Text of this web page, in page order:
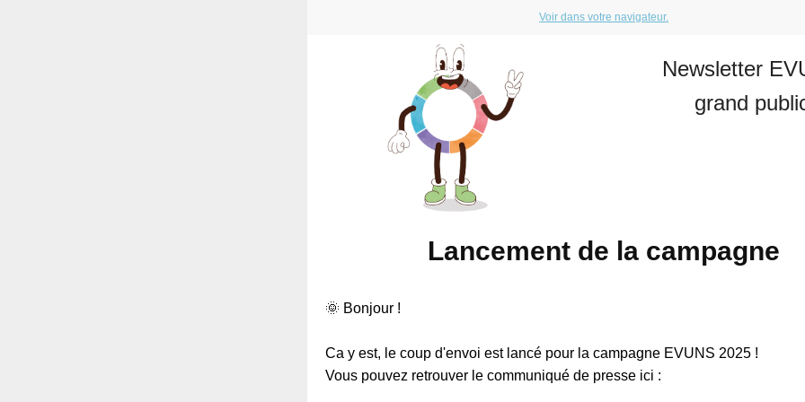
Voir dans votre navigateur.
Newsletter
grand
Lancement de la campagne
🌞 Bonjour !
Ca y est, le coup d'envoi est lancé pour la campagne EVUNS 2025 !
Vous pouvez retrouver le communiqué de presse ici :